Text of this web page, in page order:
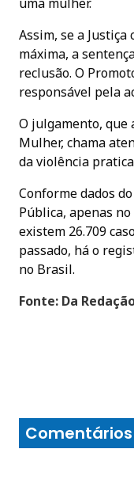
Assim, se a Justiça
máxima, a
reclusão. O
responsável pela
O julgamento, que
Mulher, chama
da violência
Conforme dados
Pública, apenas
existem 26.709
passado, há o
no Brasil.
Fonte: Da
Comentários